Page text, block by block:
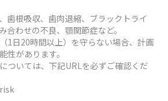
歯根吸収、歯肉退縮、ブラックトライ
合わせの不良、顎関節症など。
1日20時間以上）を守らない場合、計画
性があります。
ついては、下記URLを必ずご確認くだ